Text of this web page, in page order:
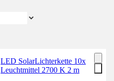
LED SolarLichterkette 10x
Leuchtmittel 2700 K 2 m